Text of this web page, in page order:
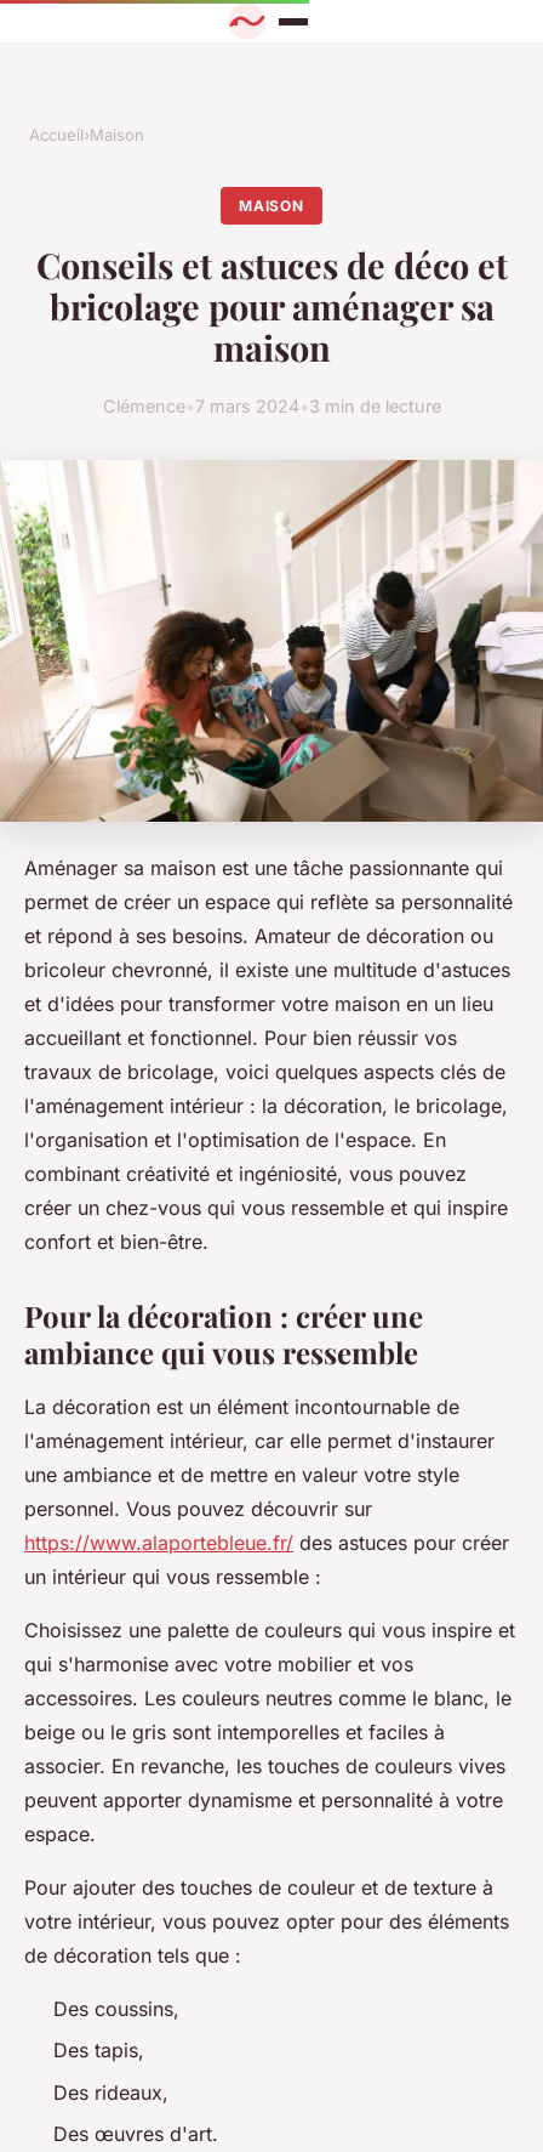
Accueil›Maison
MAISON
Conseils et astuces de déco et
bricolage pour aménager sa
maison
Clémence•7 mars 2024•3 min de lecture
Aménager sa maison est une tâche passionnante qui
permet de créer un espace qui reflète sa personnalité
et répond à ses besoins. Amateur de décoration ou
bricoleur chevronné, il existe une multitude d'astuces
et d'idées pour transformer votre maison en un lieu
accueillant et fonctionnel. Pour bien réussir vos
travaux de bricolage, voici quelques aspects clés de
l'aménagement intérieur : la décoration, le bricolage,
l'organisation et l'optimisation de l'espace. En
combinant créativité et ingéniosité, vous pouvez
créer un chez-vous qui vous ressemble et qui inspire
confort et bien-être.
Pour la décoration : créer une
ambiance qui vous ressemble
La décoration est un élément incontournable de
l'aménagement intérieur, car elle permet d'instaurer
une ambiance et de mettre en valeur votre style
personnel. Vous pouvez découvrir sur
https://www.alaportebleue.fr/ des astuces pour créer
un intérieur qui vous ressemble :
Choisissez une palette de couleurs qui vous inspire et
qui s'harmonise avec votre mobilier et vos
accessoires. Les couleurs neutres comme le blanc, le
beige ou le gris sont intemporelles et faciles à
associer. En revanche, les touches de couleurs vives
peuvent apporter dynamisme et personnalité à votre
espace.
Pour ajouter des touches de couleur et de texture à
votre intérieur, vous pouvez opter pour des éléments
de décoration tels que :
Des coussins,
Des tapis,
Des rideaux,
Des œuvres d'art.